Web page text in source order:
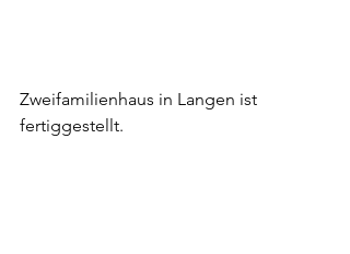
Zweifamilienhaus in Langen ist
fertiggestellt.